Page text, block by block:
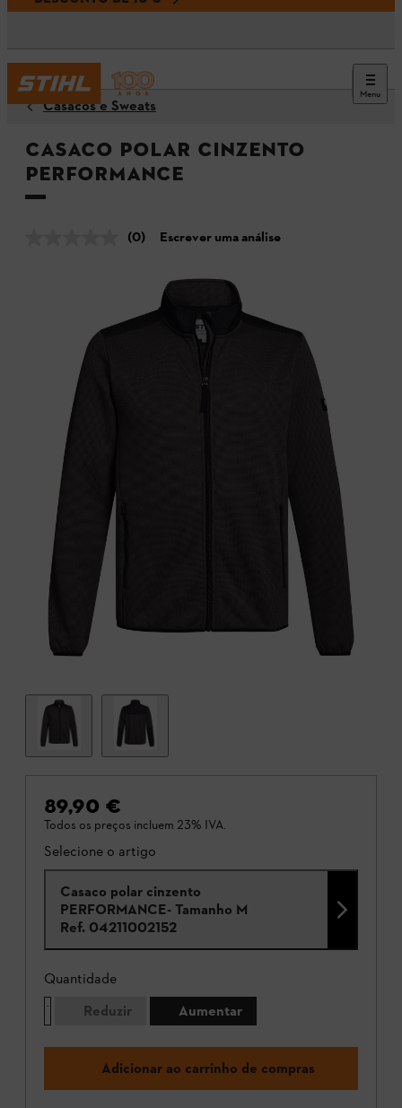
Menu
Casacos e Sweats
Casaco polar cinzento
PERFORMANCE
(0) Escrever uma análise
89,90 €
Todos os preços incluem 23% IVA.
Selecione o artigo
Casaco polar cinzento
PERFORMANCE- Tamanho M
Ref. 04211002152
Quantidade
Reduzir
Aumentar
Adicionar ao carrinho de compras